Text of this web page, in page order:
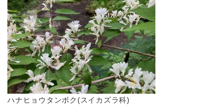
​ハナヒョウタンボク(スイカズラ科)